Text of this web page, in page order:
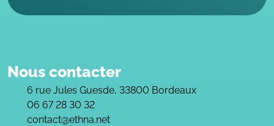
Nous contacter
6 rue Jules Guesde, 33800 Bordeaux
06 67 28 30 32
contact@ethna.net